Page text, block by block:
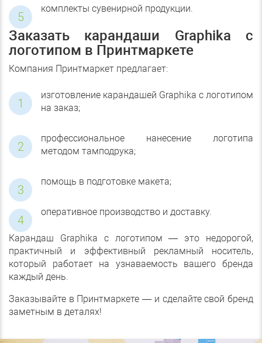
комплекты сувенирной продукции.
Заказать карандаши Graphika с
логотипом в Принтмаркете
Компания Принтмаркет предлагает:
изготовление карандашей Graphika с логотипом
на заказ;
профессиональное нанесение логотипа
методом тамподрука;
помощь в подготовке макета;
оперативное производство и доставку.
​Карандаш Graphika c логотипом — это недорогой,
практичный и эффективный рекламный носитель,
который работает на узнаваемость вашего бренда
каждый день.
Заказывайте в Принтмаркете — и сделайте свой бренд
заметным в деталях!